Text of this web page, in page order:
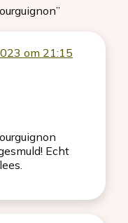
om 21:15
Echt